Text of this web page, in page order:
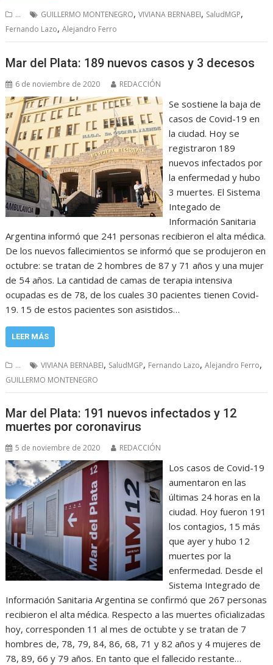
... GUILLERMO MONTENEGRO,VIVIANA BERNABEI, SaludMGP,
Fernando Lazo,Alejandro Ferro
Mar del Plata: 189 nuevos casos y 3 decesos
6 de noviembre de 2020 REDACCIÓN
Se sostiene la baja de
casos de Covid-19 en
la ciudad. Hoy se
registraron 189
nuevos infectados por
la enfermedad y hubo
3 muertes. El Sistema
Integado de
Información Sanitaria
Argentina informó que 241 personas recibieron el alta médica.
De los nuevos fallecimientos se informó que se produjeron en
octubre: se tratan de 2 hombres de 87 y 71 años y una mujer
de 54 años. La cantidad de camas de terapia intensiva
ocupadas es de 78, de los cuales 30 pacientes tienen Covid-
19. 15 de estos pacientes son asistidos…
LEER MÁS
... VIVIANA BERNABEI, SaludMGP, Fernando Lazo,Alejandro Ferro,
GUILLERMO MONTENEGRO
Mar del Plata: 191 nuevos infectados y 12
muertes por coronavirus
5 de noviembre de 2020 REDACCIÓN
Los casos de Covid-19
aumentaron en las
últimas 24 horas en la
ciudad. Hoy fueron 191
los contagios, 15 más
que ayer y hubo 12
muertes por la
enfermedad. Desde el
Sistema Integrado de
Información Sanitaria Argentina se confirmó que 267 personas
recibieron el alta médica. Respecto a las muertes oficializadas
hoy, corresponden 11 al mes de octubte y se tratan de 7
hombres de, 78, 79, 84, 86, 68, 71 y 82 años y 4 mujeres de
78, 89, 66 y 79 años. En tanto que el fallecido restante…